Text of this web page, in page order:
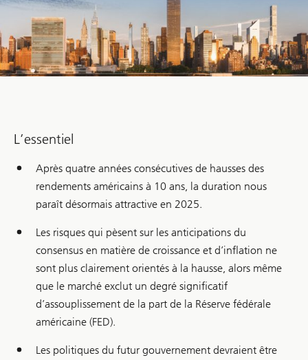
L’essentiel
Après quatre années consécutives de hausses des
rendements américains à 10 ans, la duration nous
paraît désormais attractive en 2025.
Les risques qui pèsent sur les anticipations du
consensus en matière de croissance et d’inflation ne
sont plus clairement orientés à la hausse, alors même
que le marché exclut un degré significatif
d’assouplissement de la part de la Réserve fédérale
américaine (FED).
Les politiques du futur gouvernement devraient être